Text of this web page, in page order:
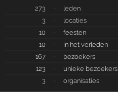
273 ·
leden
3
·
locaties
10
·
feesten
10
·
in het verleden
167
·
bezoekers
123
·
unieke bezoekers
3
· organisaties